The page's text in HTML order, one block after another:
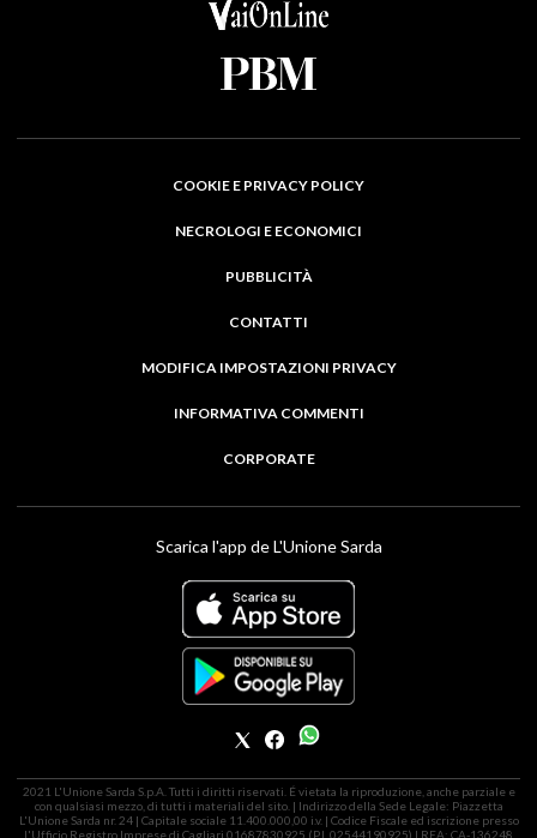
COOKIE E PRIVACY POLICY
NECROLOGI E ECONOMICI
PUBBLICITÀ
CONTATTI
MODIFICA IMPOSTAZIONI PRIVACY
INFORMATIVA COMMENTI
CORPORATE
Scarica l'app de L'Unione Sarda
2021 L'Unione Sarda S.p.A. Tutti i diritti riservati. É vietata la riproduzione, anche parziale e
con qualsiasi mezzo, di tutti i materiali del sito. | Indirizzo della Sede Legale: Piazzetta
L'Unione Sarda nr. 24 | Capitale sociale 11.400.000,00 i.v. | Codice Fiscale ed iscrizione presso
l'Ufficio Registro Imprese di Cagliari 01687830925 (P.I. 02544190925) | REA: CA-136248